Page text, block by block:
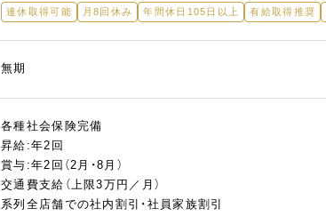
連休取得可能 月8回休み 年間休日105日以上 有給取得推奨
無期
各種社会保険完備
昇給:年2回
賞与:年2回（2月・8月）
交通費支給（上限3万円／月）
系列全店舗での社内割引・社員家族割引